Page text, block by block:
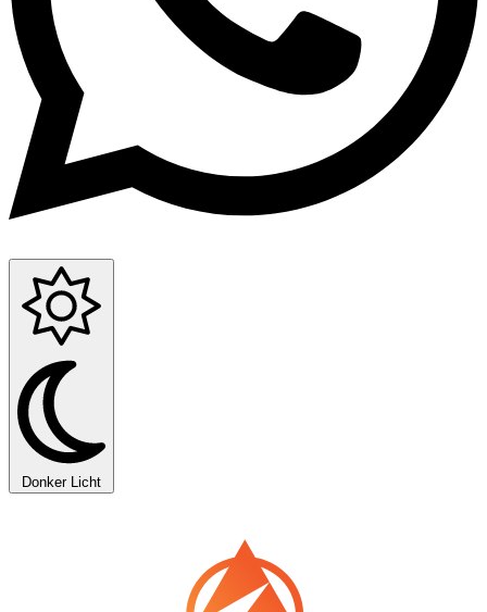
Donker Licht